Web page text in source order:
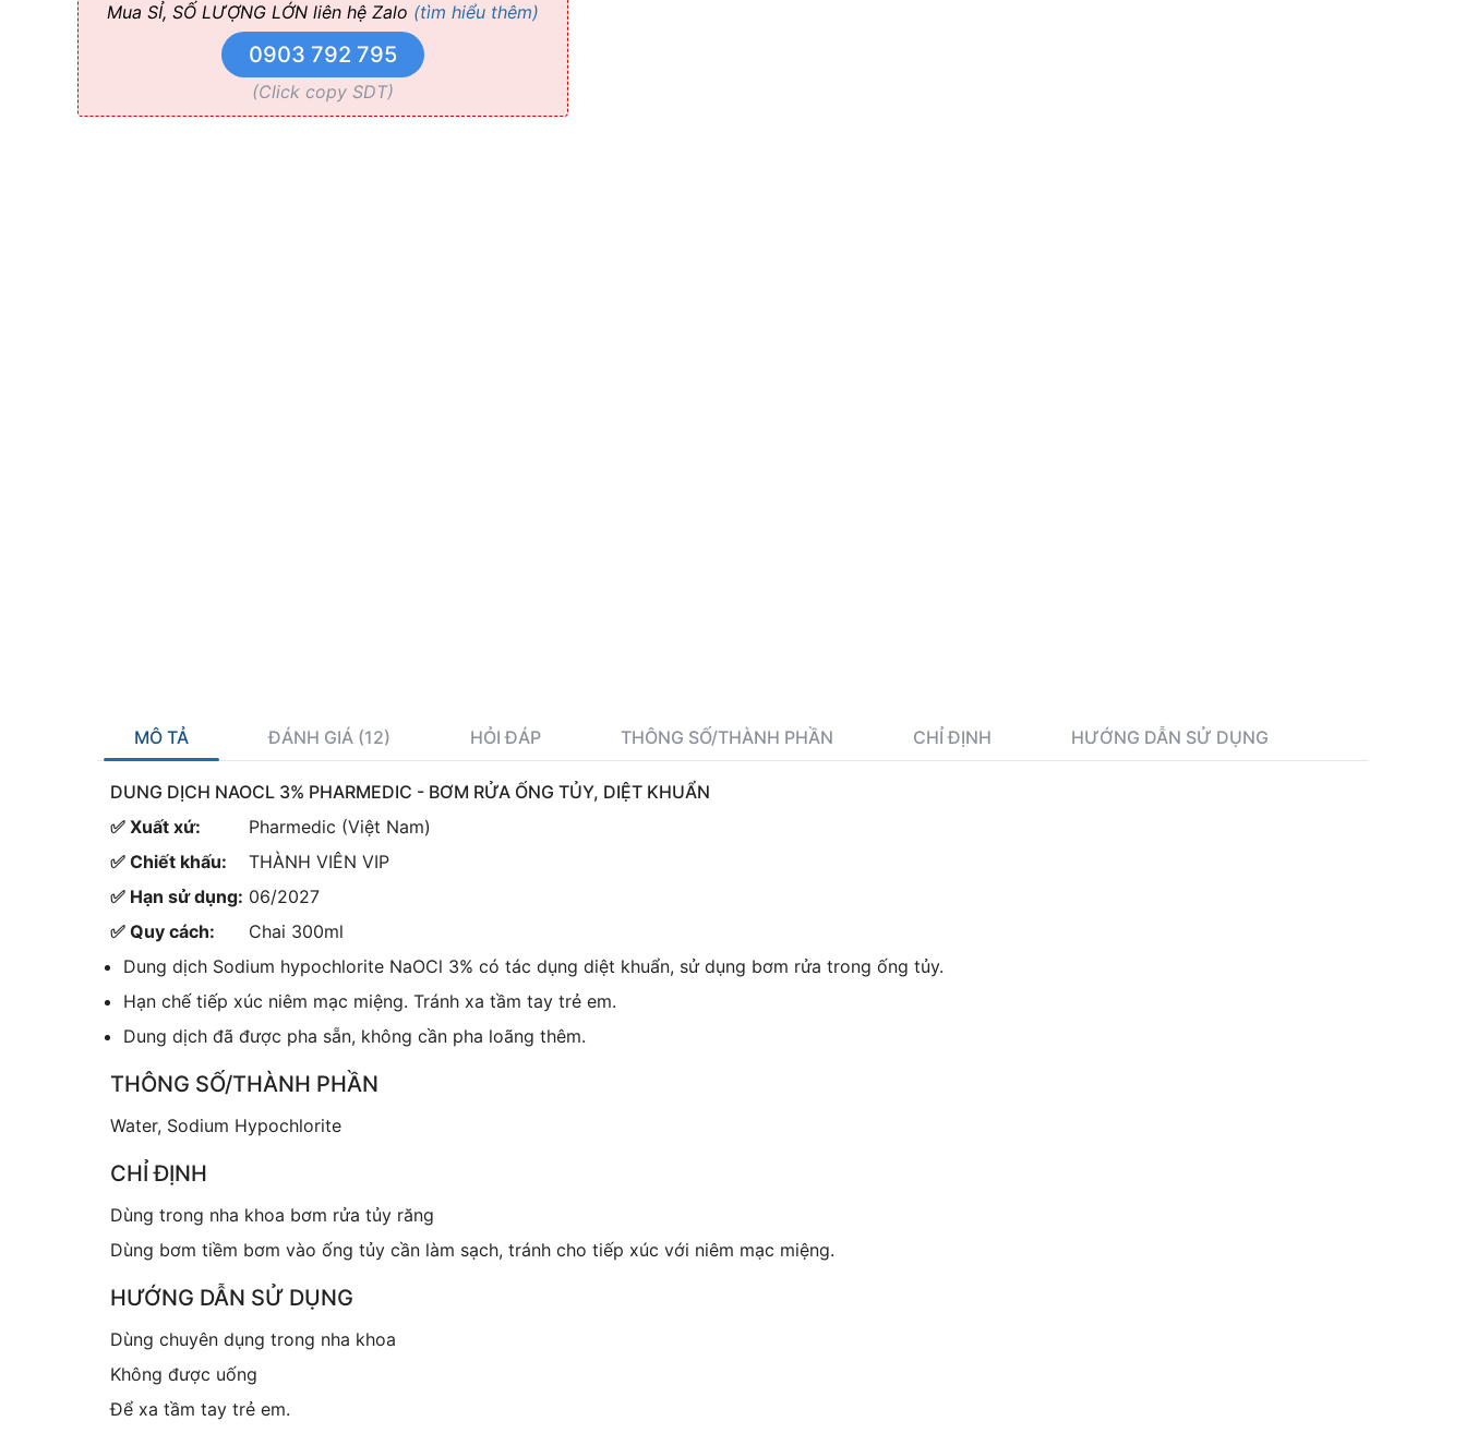
Mua SỈ, SỐ LƯỢNG LỚN liên hệ Zalo (tìm hiểu thêm)
0903 792 795
(Click copy SDT)
MÔ TẢ ĐÁNH GIÁ (12) HỎI ĐÁP THÔNG SỐ/THÀNH PHẦN CHỈ ĐỊNH HƯỚNG DẪN SỬ DỤNG
DUNG DỊCH NAOCL 3% PHARMEDIC - BƠM RỬA ỐNG TỦY, DIỆT KHUẨN
✅ Xuất xứ:
Pharmedic (Việt Nam)
✅ Chiết khấu:
THÀNH VIÊN VIP
✅ Hạn sử dụng: 06/2027
✅ Quy cách:
Chai 300ml
Dung dịch Sodium hypochlorite NaOCl 3% có tác dụng diệt khuẩn, sử dụng bơm rửa trong ống tủy.
Hạn chế tiếp xúc niêm mạc miệng. Tránh xa tầm tay trẻ em.
Dung dịch đã được pha sẵn, không cần pha loãng thêm.
THÔNG SỐ/THÀNH PHẦN
Water, Sodium Hypochlorite
CHỈ ĐỊNH
Dùng trong nha khoa bơm rửa tủy răng
Dùng bơm tiềm bơm vào ống tủy cần làm sạch, tránh cho tiếp xúc với niêm mạc miệng.
HƯỚNG DẪN SỬ DỤNG
Dùng chuyên dụng trong nha khoa
Không được uống
Để xa tầm tay trẻ em.